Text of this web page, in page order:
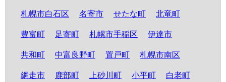
札幌市白石区 名寄市 せたな町 北竜町
豊富町 足寄町 札幌市手稲区 伊達市
共和町 中富良野町 置戸町 札幌市南区
網走市 鹿部町 上砂川町 小平町 白老町